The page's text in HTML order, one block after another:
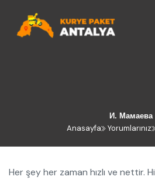
И. Мамаева
Anasayfa Yorumlarınız
Her şey her zaman hızlı ve nettir.